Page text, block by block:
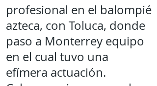
profesional en el balompié
azteca, con Toluca, donde
paso a Monterrey equipo
en el cual tuvo una
efímera actuación.